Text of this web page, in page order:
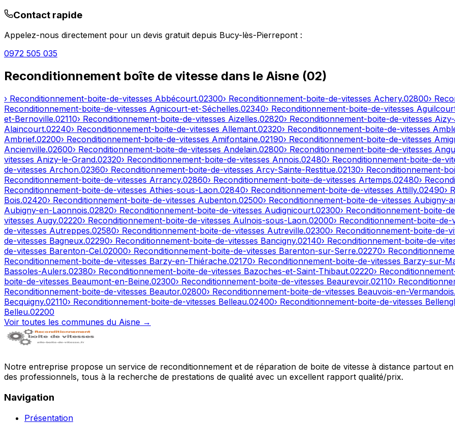
Contact rapide
Appelez-nous directement pour un devis gratuit depuis Bucy-lès-Pierrepont :
0972 505 035
Reconditionnement boîte de vitesse dans le Aisne (02)
› Reconditionnement-boite-de-vitesses Abbécourt.02300› Reconditionnement-boite-de-vitesses Achery.02800›
Reconditionnement-boite-de-vitesses Agnicourt-et-Séchelles.02340› Reconditionnement-boite-de-vitesses
et-Bernoville.02110› Reconditionnement-boite-de-vitesses Aizelles.02820› Reconditionnement-boite-de-vitesses
Alaincourt.02240› Reconditionnement-boite-de-vitesses Allemant.02320› Reconditionnement-boite-de-vitesses
Ambrief.02200› Reconditionnement-boite-de-vitesses Amifontaine.02190› Reconditionnement-boite-de-vitesses
Ancienville.02600› Reconditionnement-boite-de-vitesses Andelain.02800› Reconditionnement-boite-de-vitesses
vitesses Anizy-le-Grand.02320› Reconditionnement-boite-de-vitesses Annois.02480› Reconditionnement-boite-de-
de-vitesses Archon.02360› Reconditionnement-boite-de-vitesses Arcy-Sainte-Restitue.02130› Reconditionnement-
Reconditionnement-boite-de-vitesses Arrancy.02860› Reconditionnement-boite-de-vitesses Artemps.02480›
Reconditionnement-boite-de-vitesses Athies-sous-Laon.02840› Reconditionnement-boite-de-vitesses Attilly.02490›
Bois.02420› Reconditionnement-boite-de-vitesses Aubenton.02500› Reconditionnement-boite-de-vitesses Aubigny-
Aubigny-en-Laonnois.02820› Reconditionnement-boite-de-vitesses Audignicourt.02300› Reconditionnement-boite-
vitesses Augy.02220› Reconditionnement-boite-de-vitesses Aulnois-sous-Laon.02000› Reconditionnement-boite-de-
de-vitesses Autreppes.02580› Reconditionnement-boite-de-vitesses Autreville.02300› Reconditionnement-boite-de-
de-vitesses Bagneux.02290› Reconditionnement-boite-de-vitesses Bancigny.02140› Reconditionnement-boite-de-
de-vitesses Barenton-Cel.02000› Reconditionnement-boite-de-vitesses Barenton-sur-Serre.02270›
Reconditionnement-boite-de-vitesses Barzy-en-Thiérache.02170› Reconditionnement-boite-de-vitesses Barzy-sur-
Bassoles-Aulers.02380› Reconditionnement-boite-de-vitesses Bazoches-et-Saint-Thibaut.02220›
boite-de-vitesses Beaumont-en-Beine.02300› Reconditionnement-boite-de-vitesses Beaurevoir.02110›
Reconditionnement-boite-de-vitesses Beautor.02800› Reconditionnement-boite-de-vitesses Beauvois-en-Vermandois.
Becquigny.02110› Reconditionnement-boite-de-vitesses Belleau.02400› Reconditionnement-boite-de-vitesses
Belleu.02200
Voir toutes les communes du Aisne →
Notre entreprise propose un service de reconditionnement et de réparation de boite de vitesse à distance partout
des professionnels, tous à la recherche de prestations de qualité avec un excellent rapport qualité/prix.
Navigation
Présentation